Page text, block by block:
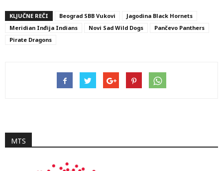
KLJUČNE REČI Beograd SBB Vukovi
Jagodina Black Hornets
Meridian Inđija Indians
Novi Sad Wild Dogs
Pančevo Panthers
Pirate Dragons
MTS